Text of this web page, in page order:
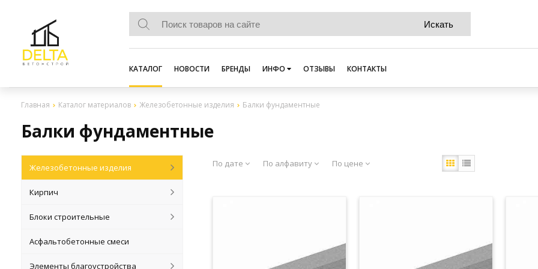
КАТАЛОГ НОВОСТИ БРЕНДЫ ИНФО ОТЗЫВЫ КОНТАКТЫ
Главная Каталог материалов Железобетонные изделия Балки фундаментные
Балки фундаментные
Железобетонные изделия
Кирпич
Блоки строительные
Асфальтобетонные смеси
Элементы благоустройства
По дате По алфавиту По цене